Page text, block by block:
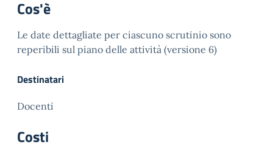
Cos'è
Le date dettagliate per ciascuno scrutinio sono
reperibili sul piano delle attività (versione 6)
Destinatari
Docenti
Costi